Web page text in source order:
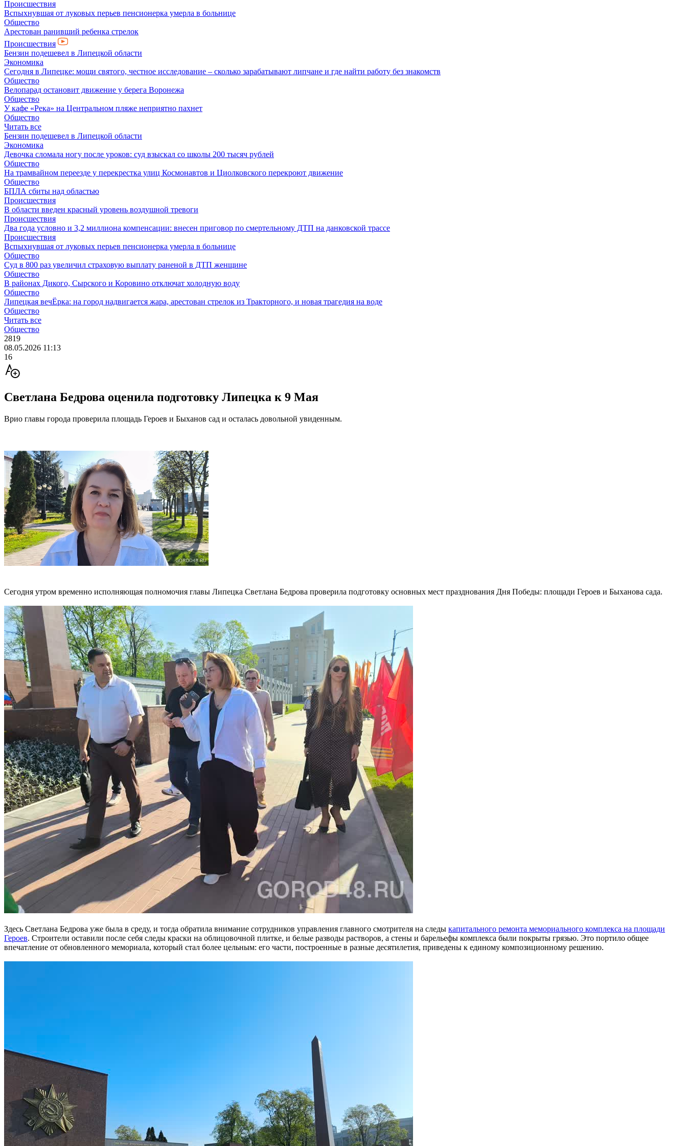
Происшествия
Вспыхнувшая от луковых перьев пенсионерка умерла в больнице
Общество
Арестован ранивший ребенка стрелок
Происшествия
Бензин подешевел в Липецкой области
Экономика
Сегодня в Липецке: мощи святого, честное исследование – сколько зарабатывают липчане и где найти работу без знакомств
Общество
Велопарад остановит движение у берега Воронежа
Общество
У кафе «Река» на Центральном пляже неприятно пахнет
Общество
Читать все
Бензин подешевел в Липецкой области
Экономика
Девочка сломала ногу после уроков: суд взыскал со школы 200 тысяч рублей
Общество
На трамвайном переезде у перекрестка улиц Космонавтов и Циолковского перекроют движение
Общество
БПЛА сбиты над областью
Происшествия
В области введен красный уровень воздушной тревоги
Происшествия
Два года условно и 3,2 миллиона компенсации: внесен приговор по смертельному ДТП на данковской трассе
Происшествия
Вспыхнувшая от луковых перьев пенсионерка умерла в больнице
Общество
Суд в 800 раз увеличил страховую выплату раненой в ДТП женщине
Общество
В районах Дикого, Сырского и Коровино отключат холодную воду
Общество
Липецкая вечЁрка: на город надвигается жара, арестован стрелок из Тракторного, и новая трагедия на воде
Общество
Читать все
Общество
2819
08.05.2026 11:13
16
Светлана Бедрова оценила подготовку Липецка к 9 Мая
Врио главы города проверила площадь Героев и Быханов сад и осталась довольной увиденным.
Сегодня утром временно исполняющая полномочия главы Липецка Светлана Бедрова проверила подготовку основных мест празднования Дня Победы: площади Героев и Быханова сада.
Здесь Светлана Бедрова уже была в среду, и тогда обратила внимание сотрудников управления главного смотрителя на следы капитального ремонта мемориального комплекса на площади
Героев. Строители оставили после себя следы краски на облицовочной плитке, и белые разводы растворов, а стены и барельефы комплекса были покрыты грязью. Это портило общее
впечатление от обновленного мемориала, который стал более цельным: его части, построенные в разные десятилетия, приведены к единому композиционному решению.